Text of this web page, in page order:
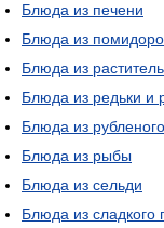
Блюда из печени
Блюда из
Блюда из
Блюда из редьки и
Блюда из
Блюда из рыбы
Блюда из сельди
Блюда из сладкого